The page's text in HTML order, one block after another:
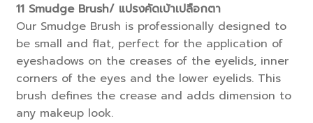
11Smudge Brush/ แปรงคัดเบ้าเปลือกตา
Our Smudge Brush is professionally designed to
be small and flat, perfect for the application of
eyeshadows on the creases of the eyelids, inner
corners of the eyes and the lower eyelids. This
brush defines the crease and adds dimension to
any makeup look.